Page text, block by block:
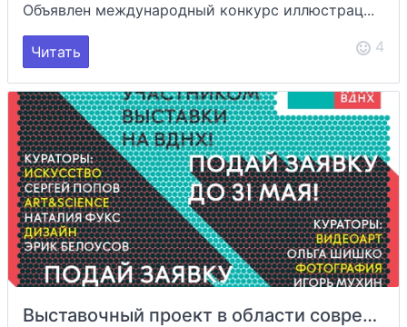
Объявлен международный конкурс иллюстрац...
Читать 4
Выставочный проект в области современной культуры «ВЗЛЕТ»